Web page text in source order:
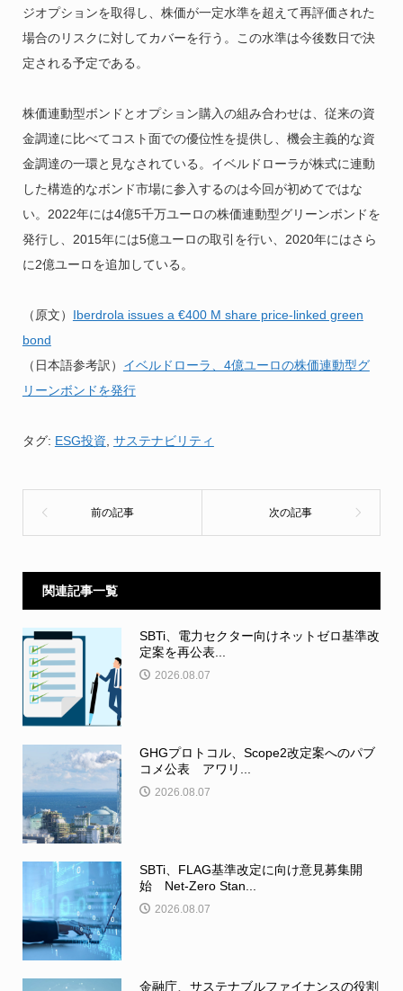
ジオプションを取得し、株価が一定水準を超えて再評価された
場合のリスクに対してカバーを行う。この水準は今後数日で決
定される予定である。
株価連動型ボンドとオプション購入の組み合わせは、従来の資
金調達に比べてコスト面での優位性を提供し、機会主義的な資
金調達の一環と見なされている。イベルドローラが株式に連動
した構造的なボンド市場に参入するのは今回が初めてではな
い。2022年には4億5千万ユーロの株価連動型グリーンボンドを
発行し、2015年には5億ユーロの取引を行い、2020年にはさら
に2億ユーロを追加している。
（原文） Iberdrola issues a €400 M share price-linked green
bond
（日本語参考訳） イベルドローラ、4億ユーロの株価連動型グ
リーンボンドを発行
タグ: ESG投資 サステナビリティ
関連記事一覧
SBTi、電力セクター向けネットゼロ基準改
定案を再公表...
2026.08.07
GHGプロトコル、Scope2改定案へのパブ
コメ公表 アワリ...
2026.08.07
SBTi、FLAG基準改定に向け意見募集開
始 Net-Zero Stan...
2026.08.07
金融庁、サステナブルファイナンスの役割